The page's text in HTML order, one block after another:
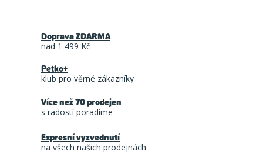
Doprava ZDARMA
nad 1 499 Kč
Petko+
klub pro věrné zákazníky
Více než 70 prodejen
s radostí poradíme
Expresní vyzvednutí
na všech našich prodejnách